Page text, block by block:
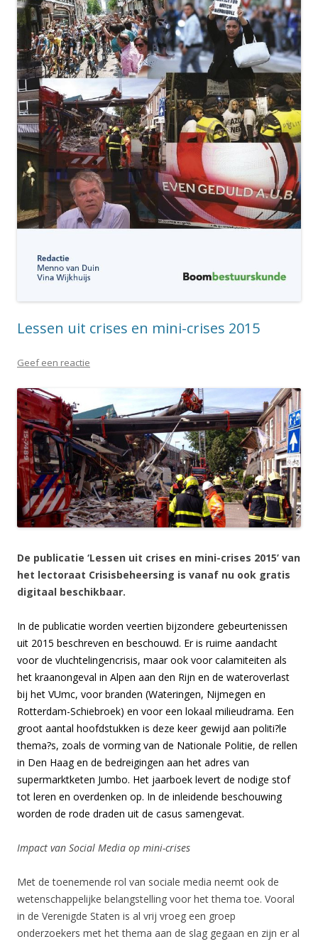
Lessen uit crises en mini-crises 2015
Geef een reactie
De publicatie ‘Lessen uit crises en mini-crises 2015’ van
het lectoraat Crisisbeheersing is vanaf nu ook gratis
digitaal beschikbaar.
In de publicatie worden veertien bijzondere gebeurtenissen
uit 2015 beschreven en beschouwd. Er is ruime aandacht
voor de vluchtelingencrisis, maar ook voor calamiteiten als
het kraanongeval in Alpen aan den Rijn en de wateroverlast
bij het VUmc, voor branden (Wateringen, Nijmegen en
Rotterdam-Schiebroek) en voor een lokaal milieudrama. Een
groot aantal hoofdstukken is deze keer gewijd aan politi?le
thema?s, zoals de vorming van de Nationale Politie, de rellen
in Den Haag en de bedreigingen aan het adres van
supermarktketen Jumbo. Het jaarboek levert de nodige stof
tot leren en overdenken op. In de inleidende beschouwing
worden de rode draden uit de casus samengevat.
Impact van Social Media op mini-crises
Met de toenemende rol van sociale media neemt ook de
wetenschappelijke belangstelling voor het thema toe. Vooral
in de Verenigde Staten is al vrij vroeg een groep
onderzoekers met het thema aan de slag gegaan en zijn er al